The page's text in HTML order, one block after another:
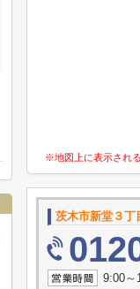
※地図上に表示され
茨木市新堂３
9:00～